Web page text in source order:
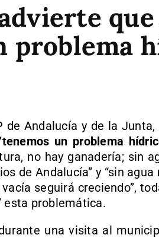
problema
de Andalucía y de la Junta,
un problema
no hay ganadería; sin
de Andalucía” y “sin
seguirá creciendo”,
esta problemática.
una visita al